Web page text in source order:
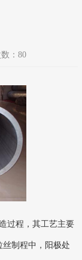
：80
过程，其工艺主要
制程中，阳极处